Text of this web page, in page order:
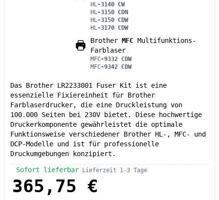
HL -3140 CW
HL -3150 CDN
HL -3150 CDW
HL -3170 CDW
Brother MFC Multifunktions-
Farblaser
MFC-9332 CDW
MFC-9342 CDW
Das Brother LR2233001 Fuser Kit ist eine
essenzielle Fixiereinheit für Brother
Farblaserdrucker, die eine Druckleistung von
100.000 Seiten bei 230V bietet. Diese hochwertige
Druckerkomponente gewährleistet die optimale
Funktionsweise verschiedener Brother HL-, MFC- und
DCP-Modelle und ist für professionelle
Druckumgebungen konzipiert.
Sofort lieferbar Lieferzeit 1-3 Tage
365,75 €